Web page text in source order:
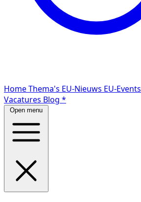
HomeThema's EU-Nieuws EU-Events
Vacatures Blog *
Open menu